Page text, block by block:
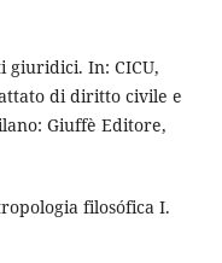
giuridici. In: CICU,
di diritto civile e
Giuffè Editore,
filosófica I.